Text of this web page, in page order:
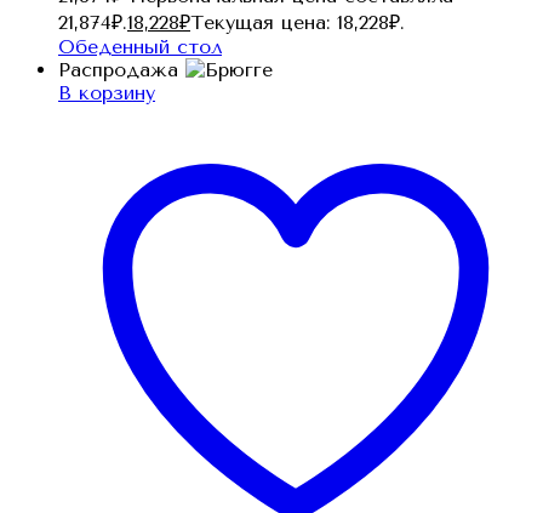
21,874₽.18,228₽Текущая цена: 18,228₽.
Обеденный стол
Распродажа
В корзину